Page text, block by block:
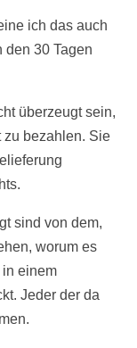
ich das auch
den 30 Tagen
überzeugt sein,
bezahlen. Sie
sind von dem,
worum es
einem
Jeder der da